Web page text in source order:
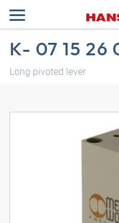
K- 07 15 26
Long pivoted lever